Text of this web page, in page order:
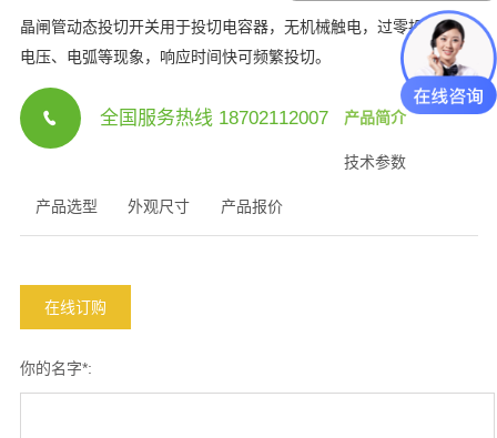
晶闸管动态投切开关用于投切电容器，无机械触电，过零投切，无
电压、电弧等现象，响应时间快可频繁投切。
全国服务热线 18702112007 产品简介
技术参数
产品选型 外观尺寸 产品报价
在线订购
你的名字*: